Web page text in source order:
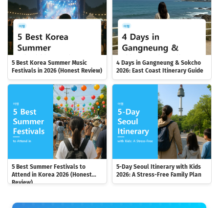
5 Best Korea Summer Music
Festivals in 2026 (Honest Review)
4 Days in Gangneung & Sokcho
2026: East Coast Itinerary Guide
5 Best Summer Festivals to
Attend in Korea 2026 (Honest
Review)
5-Day Seoul Itinerary with Kids
2026: A Stress-Free Family Plan